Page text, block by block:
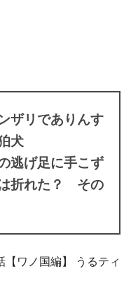
ザリでありんす
犬
逃げ足に手こず
折れた？ その
【ワノ国編】 うるティ